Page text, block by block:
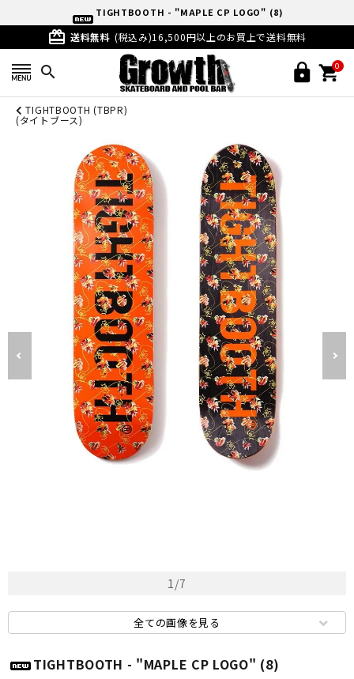
TIGHTBOOTH - "MAPLE CP LOGO" (8)
card_giftcard 送料無料 (税込み)16,500円以上のお買上で送料無料
search 0
TIGHTBOOTH (TBPR)
(タイトブース)
1/7
全ての画像を見る
TIGHTBOOTH - "MAPLE CP LOGO" (8)